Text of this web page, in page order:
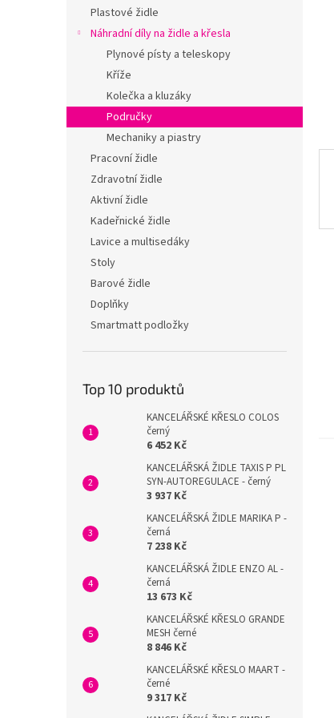
Plastové židle
Náhradní díly na židle a křesla
Plynové písty a teleskopy
Kříže
Kolečka a kluzáky
Područky
Mechaniky a piastry
Pracovní židle
Zdravotní židle
Aktivní židle
Kadeřnické židle
Lavice a multisedáky
Stoly
Barové židle
Doplňky
Smartmatt podložky
Top 10 produktů
KANCELÁŘSKÉ KŘESLO COLOS
černý
6 452 Kč
KANCELÁŘSKÁ ŽIDLE TAXIS P PL
SYN-AUTOREGULACE - černý
3 937 Kč
KANCELÁŘSKÁ ŽIDLE MARIKA P -
černá
7 238 Kč
KANCELÁŘSKÁ ŽIDLE ENZO AL -
černá
13 673 Kč
KANCELÁŘSKÉ KŘESLO GRANDE
MESH černé
8 846 Kč
KANCELÁŘSKÉ KŘESLO MAART -
černé
9 317 Kč